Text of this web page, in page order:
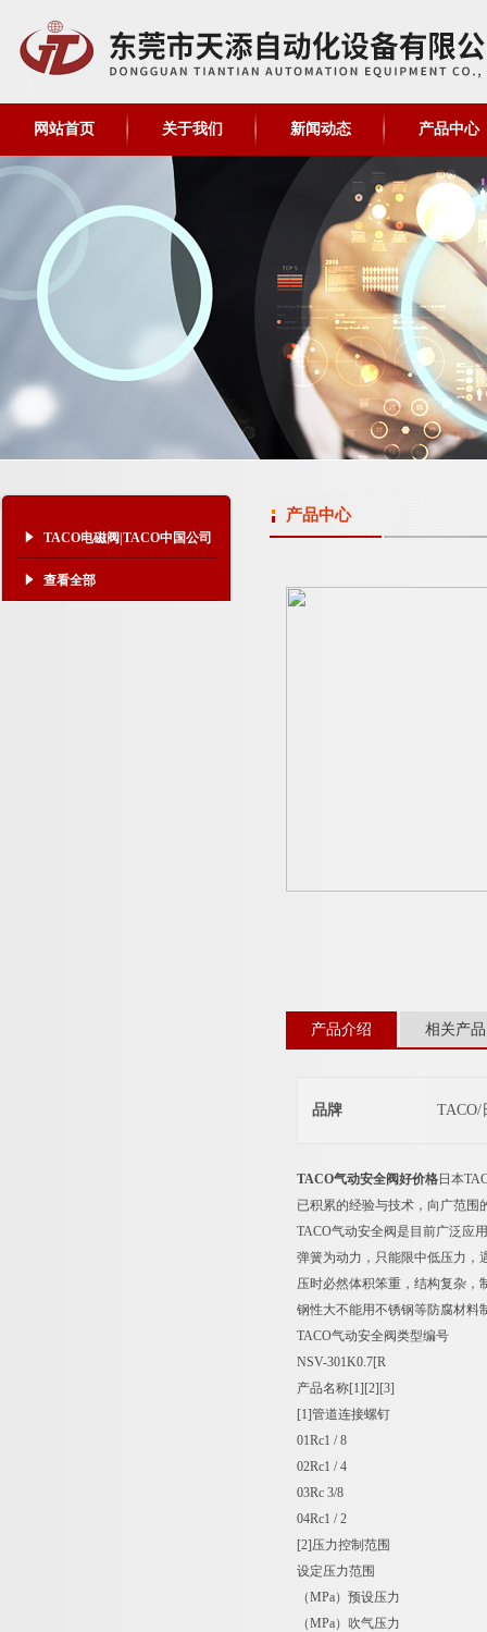
网站首页 关于我们 新闻动态 产品中心
TACO电磁阀|TACO中国公司
查看全部
产品中心
产品介绍 相关产品
品牌 TACO/
TACO气动安全阀好价格日本
已积累的经验与技术，向广范围
TACO气动安全阀是目前广泛应
弹簧为动力，只能限中低压力，
压时必然体积笨重，结构复杂，
钢性大不能用不锈钢等防腐材料
TACO气动安全阀类型编号
NSV-301K0.7[R
产品名称[1][2][3]
[1]管道连接螺钉
01Rc1 / 8
02Rc1 / 4
03Rc 3/8
04Rc1 / 2
[2]压力控制范围
设定压力范围
（MPa）预设压力
（MPa）吹气压力